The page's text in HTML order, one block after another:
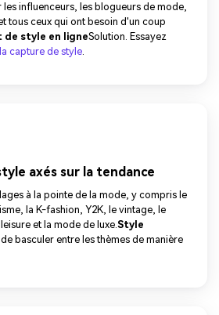
influenceurs, les blogueurs de mode,
tous ceux qui ont besoin d'un coup
de style en ligneSolution. Essayez
capture de style.
axés sur la tendance
à la pointe de la mode, y compris le
la K-fashion, Y2K, le vintage, le
et la mode de luxe. Style
basculer entre les thèmes de manière